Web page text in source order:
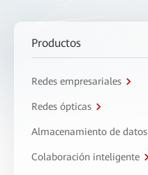
Productos
Redes empresariales
Redes ópticas
Almacenamiento de datos
Colaboración inteligente